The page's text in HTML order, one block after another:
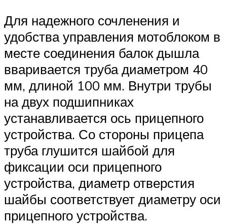
Для надежного сочленения и
удобства управления мотоблоком в
месте соединения балок дышла
вваривается труба диаметром 40
мм, длиной 100 мм. Внутри трубы
на двух подшипниках
устанавливается ось прицепного
устройства. Со стороны прицепа
труба глушится шайбой для
фиксации оси прицепного
устройства, диаметр отверстия
шайбы соответствует диаметру оси
прицепного устройства.